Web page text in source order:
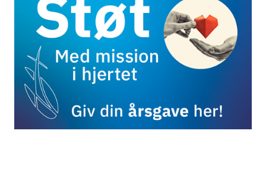
29. april 2026
En anden lære om Helligånden